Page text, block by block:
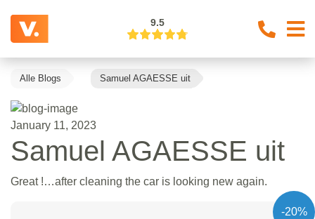
9.5
Alle Blogs Samuel AGAESSE uit
January 11, 2023
Samuel AGAESSE uit
Great !…after cleaning the car is looking new again.
-20%